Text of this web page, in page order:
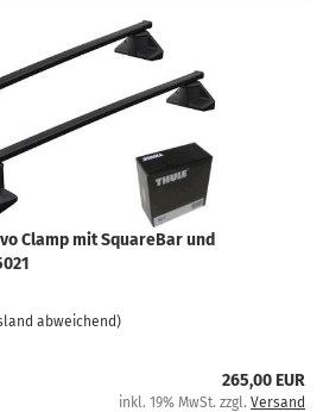
Clamp mit SquareBar und
abweichend)
265,00 EUR
inkl. 19% MwSt. zzgl. Versand